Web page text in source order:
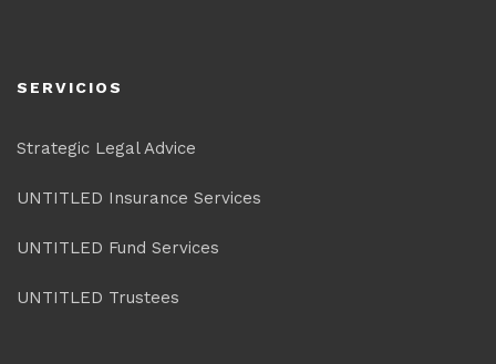
SERVICIOS
Strategic Legal Advice
UNTITLED Insurance Services
UNTITLED Fund Services
UNTITLED Trustees